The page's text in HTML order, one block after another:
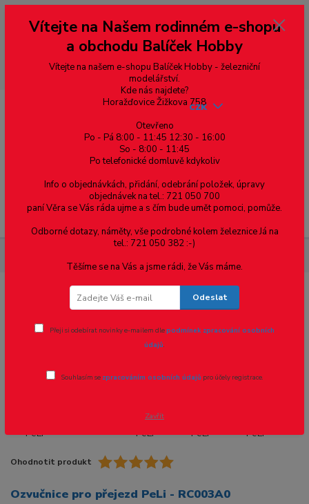
--- pro zákazníky ze Slovenska a jiných zemí, pokud chcete platit v eurech
přepněte si e-shop na euro 💶 pro přepočet měny - pravý horní roh ---
dobírky – pokud si z nějakého důvodu zásilku nevyzvednete, bude po
domluvě zaslána znovu s opětovnou platbou za poštovné, v opačném
případě bude zrušena a účet přidán na blacklist a rušeny následující
objednávky.
Menu
CZK
Ozvučnice pro přejezd PeLi - RC003A0
Ohodnotit produkt
Ozvučnice pro přejezd PeLi - RC003A0
Vítejte na Našem rodinném e-shopu
a obchodu Balíček Hobby
Vítejte na našem e-shopu Balíček Hobby - železniční
modelářství.
Kde nás najdete?
Horažďovice Žižkova 758
Otevřeno
Po - Pá 8:00 - 11:45 12:30 - 16:00
So - 8:00 - 11:45
Po telefonické domluvě kdykoliv
Info o objednávkách, přidání, odebrání položek, úpravy
objednávek na tel.: 721 050 700
paní Věra se Vás ráda ujme a s čím bude umět pomoci, pomůže.
Odborné dotazy, náměty, vše podrobné kolem železnice Já na
tel.: 721 050 382 :-)
Těšíme se na Vás a jsme rádi, že Vás máme.
Odeslat
Přeji si odebírat novinky e-mailem dlepodmínek zpracování osobních
údajů.
Souhlasím se zpracováním osobních údajů pro účely registrace.
Zavřít